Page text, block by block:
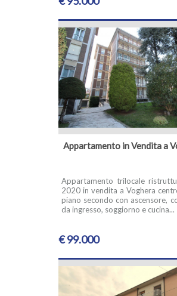
Appartamento in Vendita a
Appartamento trilocale
2020 in vendita a Voghera
piano secondo con ascensore,
da ingresso, soggiorno e cucina...
€ 99.000